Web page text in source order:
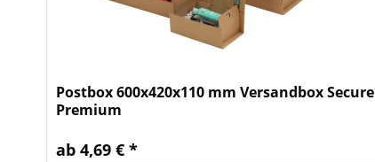
Postbox 600x420x110 mm Versandbox Secure
Premium
ab 4,69 € *